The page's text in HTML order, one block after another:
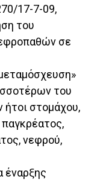
17-7-09,
του
σε
του
στομάχου,
νεφρού,
έναρξης